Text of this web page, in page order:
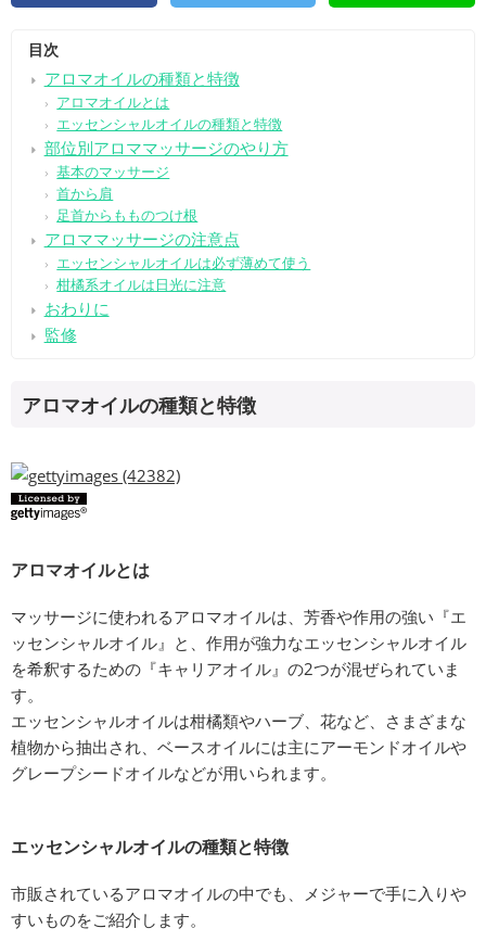
目次
アロマオイルの種類と特徴
アロマオイルとは
エッセンシャルオイルの種類と特徴
部位別アロママッサージのやり方
基本のマッサージ
首から肩
足首からもものつけ根
アロママッサージの注意点
エッセンシャルオイルは必ず薄めて使う
柑橘系オイルは日光に注意
おわりに
監修
アロマオイルの種類と特徴
アロマオイルとは
マッサージに使われるアロマオイルは、芳香や作用の強い『エ
ッセンシャルオイル』と、作用が強力なエッセンシャルオイル
を希釈するための『キャリアオイル』の2つが混ぜられていま
す。
エッセンシャルオイルは柑橘類やハーブ、花など、さまざまな
植物から抽出され、ベースオイルには主にアーモンドオイルや
グレープシードオイルなどが用いられます。
エッセンシャルオイルの種類と特徴
市販されているアロマオイルの中でも、メジャーで手に入りや
すいものをご紹介します。